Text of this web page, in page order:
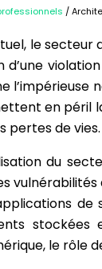
/
le secteur
d’une
en péril
de
du
le rôle